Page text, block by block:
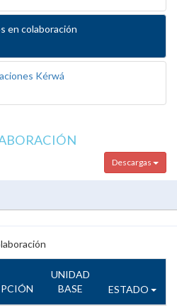
en colaboración
Kérwá
Descargas
UNIDAD
BASE
ESTADO